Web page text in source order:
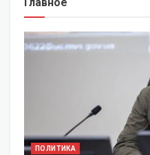
ПОЛИТИКА